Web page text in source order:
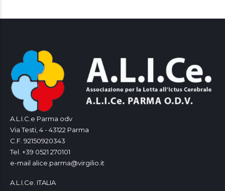
A.L.I.C.e Parma odv
Via Testi, 4 - 43122 Parma
C.F. 92150920343
Tel. +39 0521 270101
e-mail alice.parma@virgilio.it
A.L.I.Ce. ITALIA